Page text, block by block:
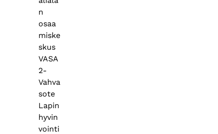
n
osaa
miske
skus
VASA
2-
Vahva
sote
Lapin
hyvin
vointi